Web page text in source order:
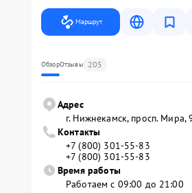
Маршрут
ОбзорОтзывы 205
Адрес
г. Нижнекамск, просп. Мира,
Контакты
+7 (800) 301-55-83
+7 (800) 301-55-83
Время работы
Работаем с 09:00 до 21:00